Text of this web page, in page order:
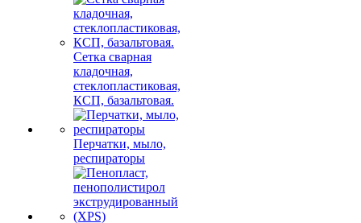
Сетка сварная
кладочная,
стеклопластиковая,
КСП, базальтовая.
Перчатки, мыло,
респираторы